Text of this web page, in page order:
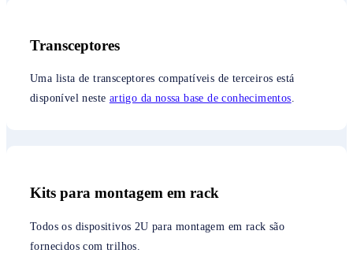
Transceptores
Uma lista de transceptores compatíveis de terceiros está
disponível neste artigo da nossa base de conhecimentos.
Kits para montagem em rack
Todos os dispositivos 2U para montagem em rack são
fornecidos com trilhos.